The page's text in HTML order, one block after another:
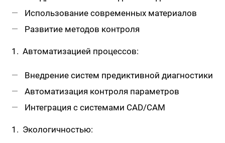
Использование современных материалов
Развитие методов контроля
Автоматизацией процессов:
Внедрение систем предиктивной диагностики
Автоматизация контроля параметров
Интеграция с системами CAD/CAM
Экологичностью: